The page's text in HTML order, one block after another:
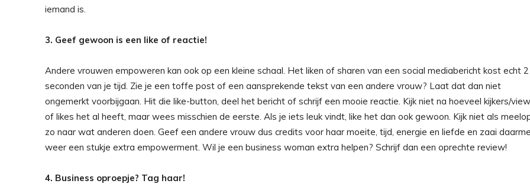
iemand is.
3. Geef gewoon is een like of reactie!
Andere vrouwen empoweren kan ook op een kleine schaal. Het liken of sharen van een social mediabericht kost echt 2
seconden van je tijd. Zie je een toffe post of een aansprekende tekst van een andere vrouw? Laat dat dan niet
ongemerkt voorbijgaan. Hit die like-button, deel het bericht of schrijf een mooie reactie. Kijk niet na hoeveel kijkers/
of likes het al heeft, maar wees misschien de eerste. Als je iets leuk vindt, like het dan ook gewoon. Kijk niet als
zo naar wat anderen doen. Geef een andere vrouw dus credits voor haar moeite, tijd, energie en liefde en zaai
weer een stukje extra empowerment. Wil je een business woman extra helpen? Schrijf dan een oprechte review!
4. Business oproepje? Tag haar!